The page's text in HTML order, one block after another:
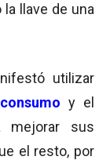
llave de una
utilizar
y el
mejorar sus
el resto, por